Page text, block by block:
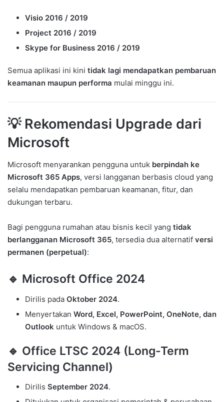
Visio 2016 / 2019
Project 2016 / 2019
Skype for Business 2016 / 2019
Semua aplikasi ini kini tidak lagi mendapatkan pembaruan
keamanan maupun performa mulai minggu ini.
💡 Rekomendasi Upgrade dari
Microsoft
Microsoft menyarankan pengguna untuk berpindah ke
Microsoft 365 Apps, versi langganan berbasis cloud yang
selalu mendapatkan pembaruan keamanan, fitur, dan
dukungan terbaru.
Bagi pengguna rumahan atau bisnis kecil yang tidak
berlangganan Microsoft 365, tersedia dua alternatif versi
permanen (perpetual):
🔹 Microsoft Office 2024
Dirilis pada Oktober 2024.
Menyertakan Word, Excel, PowerPoint, OneNote, dan
Outlook untuk Windows & macOS.
🔹 Office LTSC 2024 (Long-Term
Servicing Channel)
Dirilis September 2024.